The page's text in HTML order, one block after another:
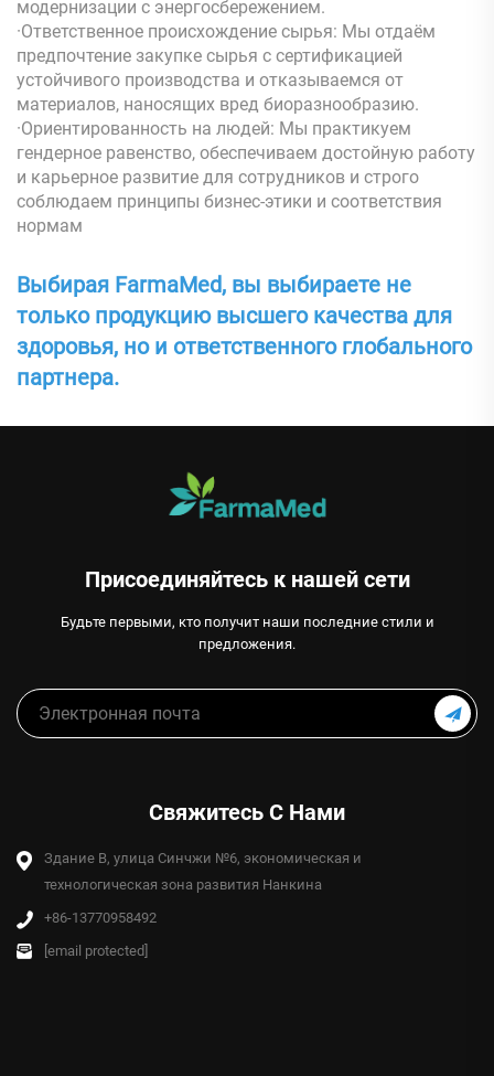
модернизации с энергосбережением.
·Ответственное происхождение сырья: Мы отдаём
предпочтение закупке сырья с сертификацией
устойчивого производства и отказываемся от
материалов, наносящих вред биоразнообразию.
·Ориентированность на людей: Мы практикуем
гендерное равенство, обеспечиваем достойную работу
и карьерное развитие для сотрудников и строго
соблюдаем принципы бизнес-этики и соответствия
нормам
Выбирая FarmaMed, вы выбираете не
только продукцию высшего качества для
здоровья, но и ответственного глобального
партнера.
Присоединяйтесь к нашей сети
Будьте первыми, кто получит наши последние стили и
предложения.
Свяжитесь С Нами
Здание B, улица Синчжи №6, экономическая и
технологическая зона развития Нанкина
+86-13770958492
[email protected]